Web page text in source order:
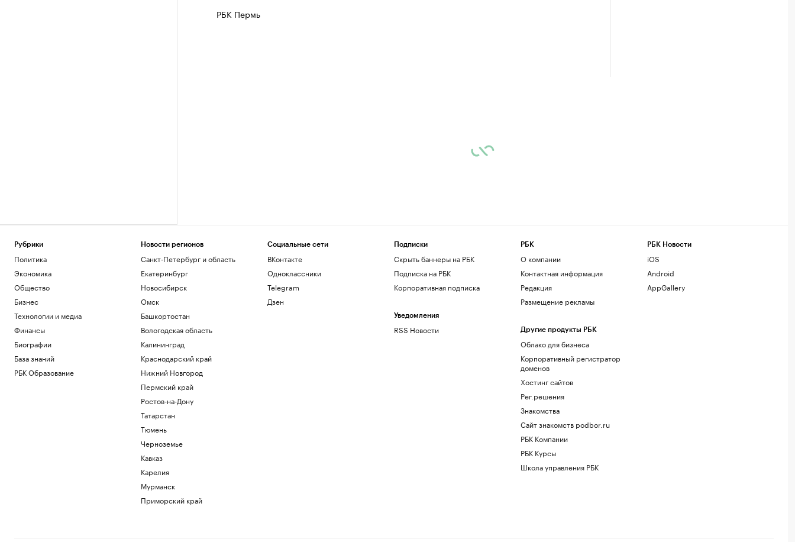
РБК Пермь
Рубрики
Политика
Экономика
Общество
Бизнес
Технологии и медиа
Финансы
Биографии
База знаний
РБК Образование
Новости регионов
Санкт-Петербург и область
Екатеринбург
Новосибирск
Омск
Башкортостан
Вологодская область
Калининград
Краснодарский край
Нижний Новгород
Пермский край
Ростов-на-Дону
Татарстан
Тюмень
Черноземье
Кавказ
Карелия
Мурманск
Приморский край
Социальные сети
ВКонтакте
Одноклассники
Telegram
Дзен
Подписки
Скрыть баннеры на РБК
Подписка на РБК
Корпоративная подписка
Уведомления
RSS Новости
РБК
О компании
Контактная информация
Редакция
Размещение рекламы
Другие продукты РБК
Облако для бизнеса
Корпоративный регистратор
доменов
Хостинг сайтов
Рег.решения
Знакомства
Сайт знакомств podbor.ru
РБК Компании
РБК Курсы
Школа управления РБК
РБК Новости
iOS
Android
AppGallery